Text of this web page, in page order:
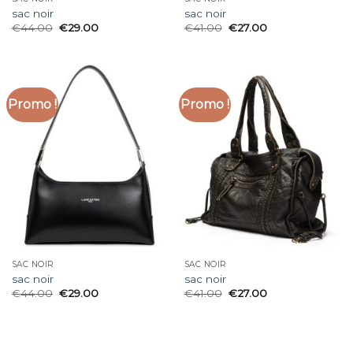
sac noir
€44.00 €29.00
sac noir
€41.00 €27.00
Promo !
SAC NOIR
sac noir
€44.00 €29.00
Promo !
SAC NOIR
sac noir
€41.00 €27.00